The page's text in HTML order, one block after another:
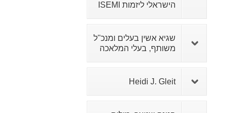
הישראלי ליזמות ISEMI
שגיא אשין בעלים ומנכ''ל
משותף, בעלי המלאכה
Heidi J. Gleit